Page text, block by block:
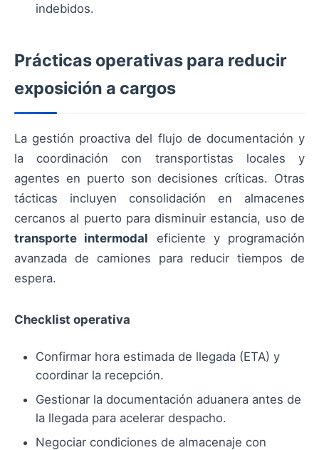
indebidos.
Prácticas operativas para reducir
exposición a cargos
La gestión proactiva del flujo de documentación y
la coordinación con transportistas locales y
agentes en puerto son decisiones críticas. Otras
tácticas incluyen consolidación en almacenes
cercanos al puerto para disminuir estancia, uso de
transporte intermodal eficiente y programación
avanzada de camiones para reducir tiempos de
espera.
Checklist operativa
Confirmar hora estimada de llegada (ETA) y
coordinar la recepción.
Gestionar la documentación aduanera antes de
la llegada para acelerar despacho.
Negociar condiciones de almacenaje con